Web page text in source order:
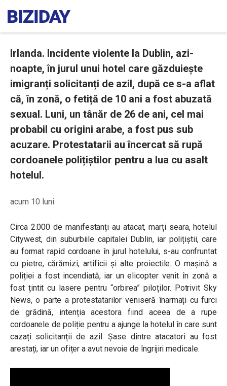
Irlanda. Incidente violente la Dublin, azi-
noapte, în jurul unui hotel care găzduiește
imigranți solicitanți de azil, după ce s-a aflat
că, în zonă, o fetiță de 10 ani a fost abuzată
sexual. Luni, un tânăr de 26 de ani, cel mai
probabil cu origini arabe, a fost pus sub
acuzare. Protestatarii au încercat să rupă
cordoanele polițiștilor pentru a lua cu asalt
hotelul.
acum 10 luni
Circa 2.000 de manifestanți au atacat, marți seara, hotelul
Citywest, din suburbiile capitalei Dublin, iar polițiștii, care
au format rapid cordoane în jurul hotelului, s-au confruntat
cu pietre, cărămizi, artificii și alte proiectile. O mașină a
poliției a fost incendiată, iar un elicopter venit în zonă a
fost țintit cu lasere pentru “orbirea” piloților. Potrivit Sky
News, o parte a protestatarilor veniseră înarmați cu furci
de grădină, intenția acestora fiind aceea de a rupe
cordoanele de poliție pentru a ajunge la hotelul în care sunt
cazați solicitanții de azil. Șase dintre atacatori au fost
arestați, iar un ofițer a avut nevoie de îngrijiri medicale.